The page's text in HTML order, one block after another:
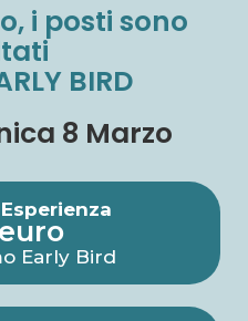
i posti sono
BIRD
8 Marzo
Early Bird